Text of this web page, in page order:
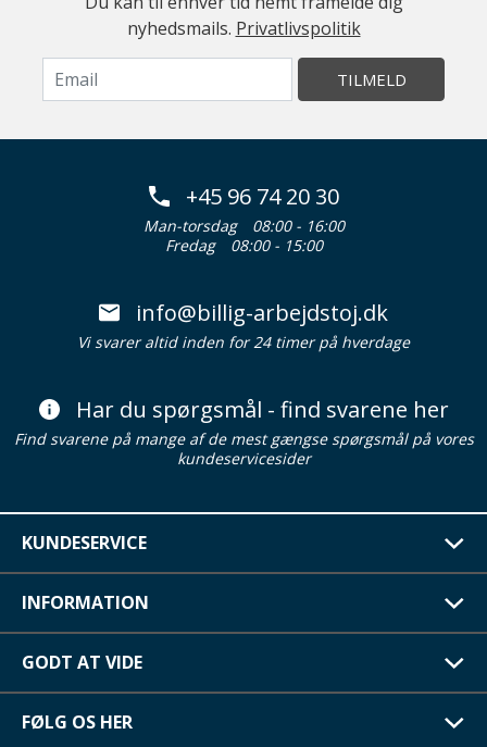
nyhedsmails. Privatlivspolitik
TILMELD
+45 96 74 20 30
Man-torsdag
08:00 - 16:00
Fredag
08:00 - 15:00
info@billig-arbejdstoj.dk
Vi svarer altid inden for 24 timer på hverdage
Har du spørgsmål - find svarene her
Find svarene på mange af de mest gængse spørgsmål på vores
kundeservicesider
KUNDESERVICE
INFORMATION
GODT AT VIDE
FØLG OS HER